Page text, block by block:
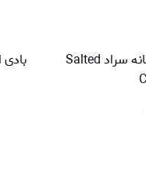
بادی اسپلش ۱۵۰ میل زنانه سراد Salted